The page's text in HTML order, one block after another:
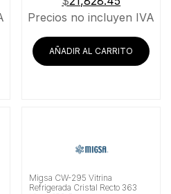
Precios no incluyen IVA
AÑADIR AL CARRITO
Migsa CW-295 Vitrina
Refrigerada Cristal Recto 363